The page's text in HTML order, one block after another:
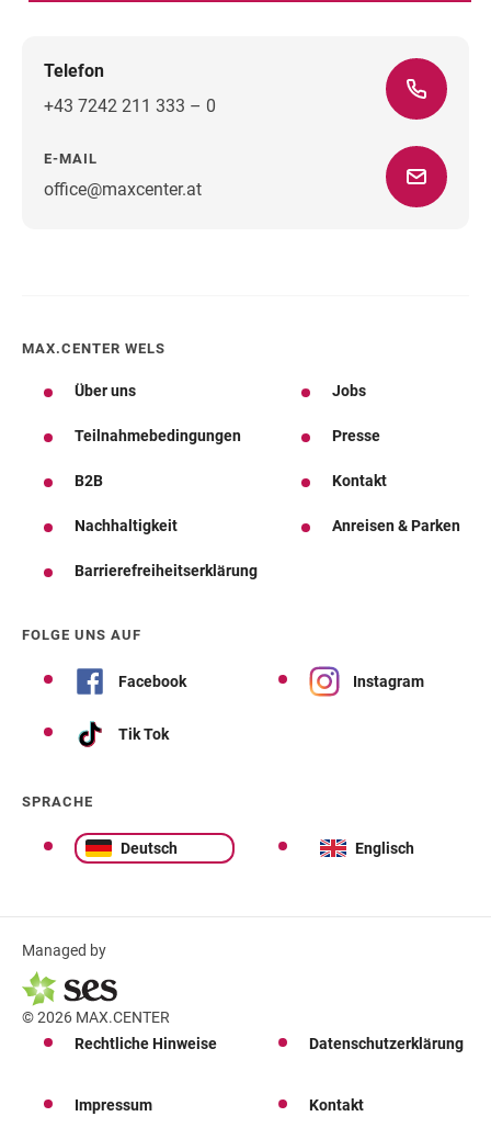
Telefon
+43 7242 211 333 – 0
E-MAIL
office@maxcenter.atWegbeschreibung
MAX.CENTER WELS
Über uns Jobs
Teilnahmebedingungen Presse
B2B Kontakt
Nachhaltigkeit Anreisen & Parken
Barrierefreiheitserklärung
FOLGE UNS AUF
Facebook Instagram
Tik Tok
SPRACHE
Deutsch Englisch
Managed by
© 2026 MAX.CENTER
Rechtliche Hinweise
Datenschutzerklärung
Impressum Kontakt